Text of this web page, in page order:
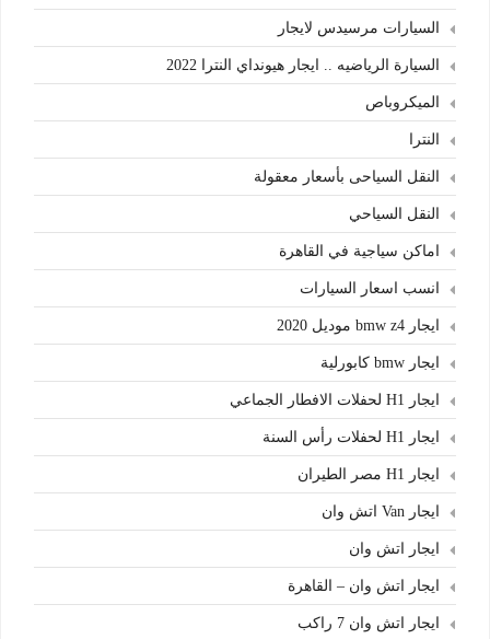
السيارات مرسيدس لايجار
السيارة الرياضيه .. ايجار هيونداي النترا 2022
الميكروباص
النترا
النقل السياحى بأسعار معقولة
النقل السياحي
اماكن سياجية في القاهرة
انسب اسعار السيارات
ايجار bmw z4 موديل 2020
ايجار bmw كابورلية
ايجار H1 لحفلات الافطار الجماعي
ايجار H1 لحفلات رأس السنة
ايجار H1 مصر الطيران
ايجار Van اتش وان
ايجار اتش وان
ايجار اتش وان – القاهرة
ايجار اتش وان 7 راكب